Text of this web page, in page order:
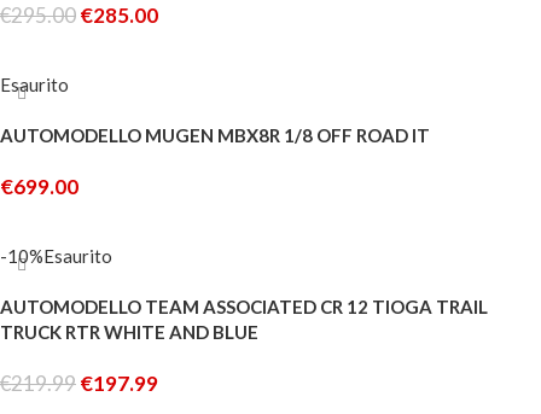
€295.00€285.00
Esaurito
AUTOMODELLO MUGEN MBX8R 1/8 OFF ROAD IT
€699.00
-10%Esaurito
AUTOMODELLO TEAM ASSOCIATED CR 12 TIOGA TRAIL
TRUCK RTR WHITE AND BLUE
€219.99€197.99